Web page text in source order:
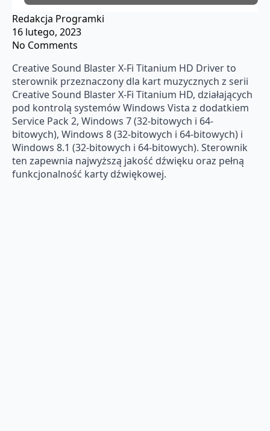
Redakcja Programki
16 lutego, 2023
No Comments
Creative Sound Blaster X-Fi Titanium HD Driver to
sterownik przeznaczony dla kart muzycznych z serii
Creative Sound Blaster X-Fi Titanium HD, działających
pod kontrolą systemów Windows Vista z dodatkiem
Service Pack 2, Windows 7 (32-bitowych i 64-
bitowych), Windows 8 (32-bitowych i 64-bitowych) i
Windows 8.1 (32-bitowych i 64-bitowych). Sterownik
ten zapewnia najwyższą jakość dźwięku oraz pełną
funkcjonalność karty dźwiękowej.